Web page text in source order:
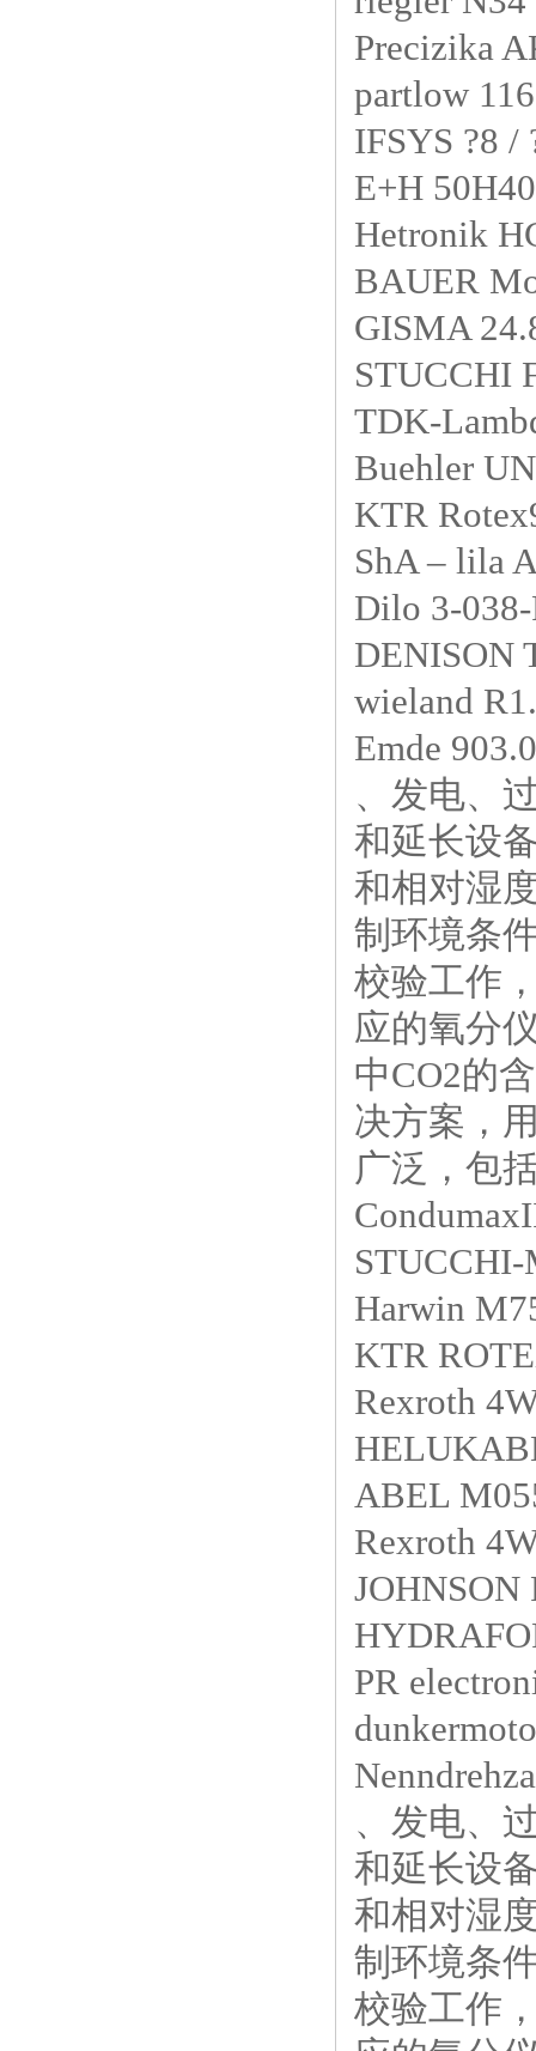
Precizika
partlow
IFSYS ?8 /
E+H
Hetronik
BAUER
GISMA
STUCCHI
TDK-
Buehler
KTR
ShA – lila
Dilo 3-
DENISON
wieland
Emde
、发电、
和延长设
和相对湿
制环境条
校验工作
应的氧分
中CO2的
决方案，
广泛，包
Harwin
KTR
Rexroth
ABEL
Rexroth
PR
、发电、
和延长设
和相对湿
制环境条
校验工作